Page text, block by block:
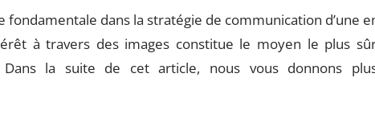
fondamentale dans la stratégie de communication d’une
à travers des images constitue le moyen le plus
la suite de cet article, nous vous donnons